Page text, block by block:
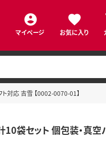
マイページ お気に入り
対応 吉雪 【0002-0070-01】
10袋セット 個包装・真